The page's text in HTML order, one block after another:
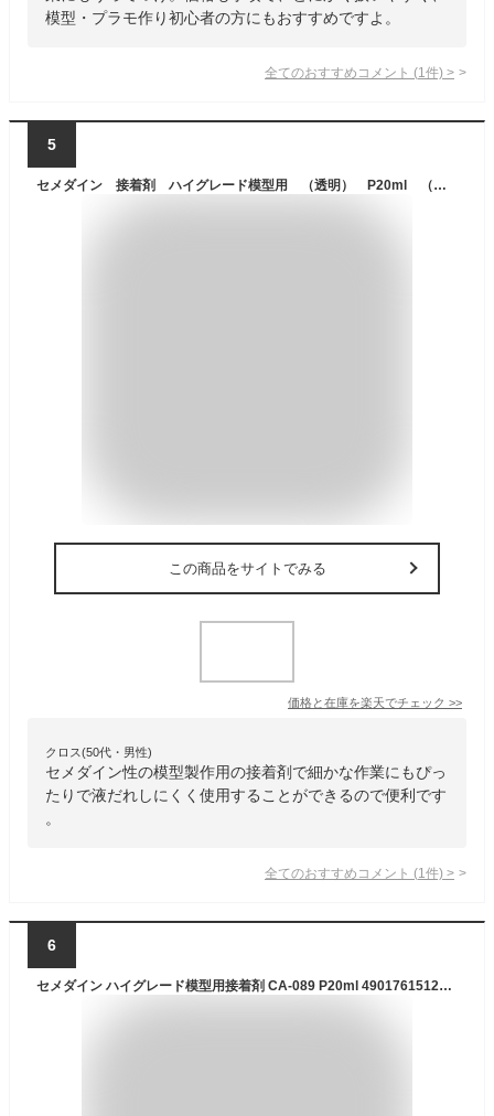
模型・プラモ作り初心者の方にもおすすめですよ。
全てのおすすめコメント (1 件) >
5
セメダイン 接着剤 ハイグレード模型用 （透明） P20ml （プラモデル用） CA-089 ( CA089 ) セメダイン（株）
この商品をサイトでみる
価格と在庫を楽天でチェック >>
クロス(50代・男性)
セメダイン性の模型製作用の接着剤で細かな作業にもぴっ
たりで液だれしにくく使用することができるので便利です
。
全てのおすすめコメント (1 件) >
6
セメダイン ハイグレード模型用接着剤 CA-089 P20ml 4901761512602 (803852)